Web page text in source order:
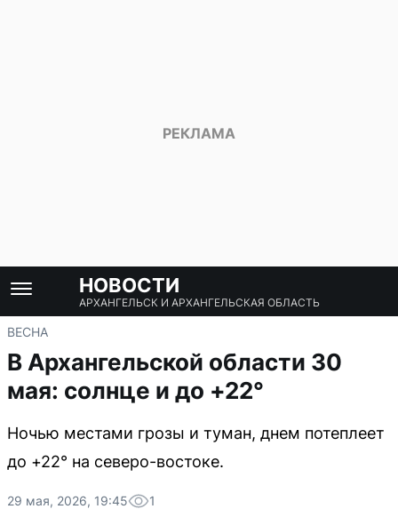
НОВОСТИ
АРХАНГЕЛЬСК И АРХАНГЕЛЬСКАЯ ОБЛАСТЬ
ВЕСНА
В Архангельской области 30
мая: солнце и до +22°
Ночью местами грозы и туман, днем потеплеет
до +22° на северо-востоке.
29 мая, 2026, 19:45 1